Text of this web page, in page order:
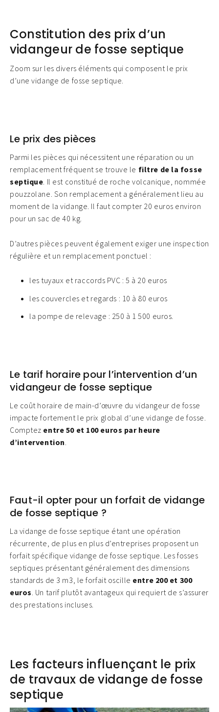
Constitution des prix d’un
vidangeur de fosse septique
Zoom sur les divers éléments qui composent le prix
d’une vidange de fosse septique.
Le prix des pièces
Parmi les pièces qui nécessitent une réparation ou un
remplacement fréquent se trouve le filtre de la fosse
septique . Il est constitué de roche volcanique, nommée
pouzzolane. Son remplacement a généralement lieu au
moment de la vidange. Il faut compter 20 euros environ
pour un sac de 40 kg.
D’autres pièces peuvent également exiger une inspection
régulière et un remplacement ponctuel :
les tuyaux et raccords PVC : 5 à 20 euros
les couvercles et regards : 10 à 80 euros
la pompe de relevage : 250 à 1 500 euros.
Le tarif horaire pour l’intervention d’un
vidangeur de fosse septique
Le coût horaire de main-d’œuvre du vidangeur de fosse
impacte fortement le prix global d’une vidange de fosse.
Comptez entre 50 et 100 euros par heure
d’intervention
Faut-il opter pour un forfait de vidange
de fosse septique ?
La vidange de fosse septique étant une opération
récurrente, de plus en plus d’entreprises proposent un
forfait spécifique vidange de fosse septique. Les fosses
septiques présentant généralement des dimensions
standards de 3 m3, le forfait oscille entre 200 et 300
euros . Un tarif plutôt avantageux qui requiert de s’assurer
des prestations incluses.
Les facteurs influençant le prix
de travaux de vidange de fosse
septique